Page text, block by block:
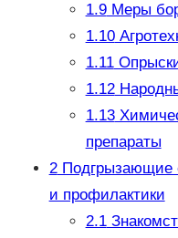
1.9Меры
1.10
1.11
1.12
1.13
препараты
2Подгрызающие
и профилактики
2.1